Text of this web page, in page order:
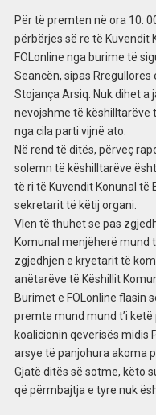
Për të premten në ora 10:
përbërjes së re të Kuvendit
FOLonline nga burime të
Seancën, sipas
Stojança Arsiq. Nuk dihet a
nevojshme të këshilltarëve
nga cila parti vijnë ato.
Në rend të ditës, përveç
solemn të këshilltarëve
të ri të Kuvendit Konunal të
sekretarit të këtij organi.
Vlen të thuhet se pas
Komunal menjëherë mund
zgjedhjen e kryetarit të
anëtarëve të Këshillit
Burimet e FOLonline flasin
premte mund mund t’i
koalicionin qeverisës midis
arsye të panjohura akoma
Gjatë ditës së sotme, këto
që përmbajtja e tyre nuk